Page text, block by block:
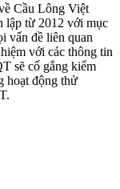
Cầu Lông Việt
lập từ 2012 với mục
vấn đề liên quan
với các thông tin
sẽ cố gắng kiểm
hoạt động thử